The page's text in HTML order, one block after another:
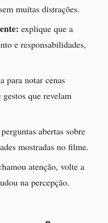
muitas distrações.
explique que a
e responsabilidades,
para notar cenas
gestos que revelam
abertas sobre
mostradas no filme.
atenção, volte a
na percepção.